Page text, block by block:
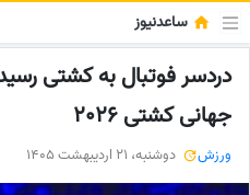
ساعدنیوز
دردسر فوتبال به کشتی
جهانی کشتی 2026
ورزش دوشنبه، 21 اردیبهشت 1405